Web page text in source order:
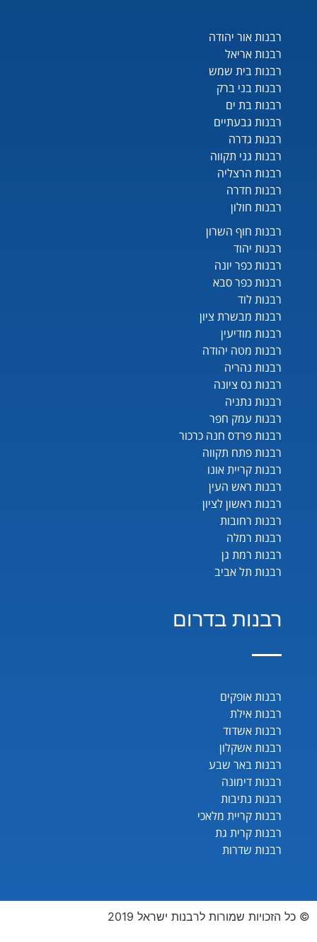
רבנות אור יהודה
רבנות אריאל
רבנות בית שמש
רבנות בני ברק
רבנות בת ים
רבנות גבעתיים
רבנות גדרה
רבנות גני תקווה
רבנות הרצליה
רבנות חדרה
רבנות חולון
רבנות חוף השרון
רבנות יהוד
רבנות כפר יונה
רבנות כפר סבא
רבנות לוד
רבנות מבשרת ציון
רבנות מודיעין
רבנות מטה יהודה
רבנות נהריה
רבנות נס ציונה
רבנות נתניה
רבנות עמק חפר
רבנות פרדס חנה כרכור
רבנות פתח תקווה
רבנות קריית אונו
רבנות ראש העין
רבנות ראשון לציון
רבנות רחובות
רבנות רמלה
רבנות רמת גן
רבנות תל אביב
רבנות בדרום
רבנות אופקים
רבנות אילת
רבנות אשדוד
רבנות אשקלון
רבנות באר שבע
רבנות דימונה
רבנות נתיבות
רבנות קריית מלאכי
רבנות קרית גת
רבנות שדרות
© כל הזכויות שמורות לרבנות ישראל 2019